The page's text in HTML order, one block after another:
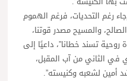
رغم التحديات، فرغم الهموم
والمسيح مصدر قوتنا،
تسند خطانا”، داعيًا إلى
في الثاني من آب المقبل،
أمين لشعبه وكنيسته”.